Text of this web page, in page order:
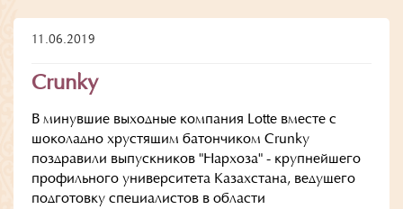
11.06.2019
Crunky
В минувшие выходные компания Lotte вместе с
шоколадно хрустящим батончиком Crunky
поздравили выпускников "Нархоза" - крупнейшего
профильного университета Казахстана, ведущего
подготовку специалистов в области